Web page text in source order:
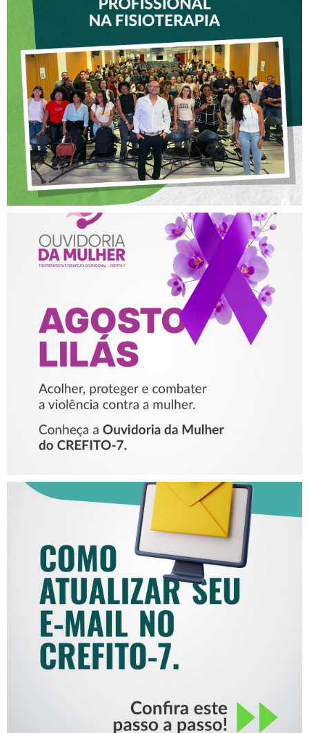
VICE-PRESIDENTE DO
CREFITO-7 PARTICIPA DE
OFICINA SOBRE ÉTICA E
POSTURA PROFISSIONAL
NA FISIOTERAPIA
AGOSTO LILÁS – ACOLHER,
PROTEGER E COMBATER A
VIOLÊNCIA CONTRA A
MULHER
COMO ATUALIZAR SEU E-
MAIL NO CREFITO-7